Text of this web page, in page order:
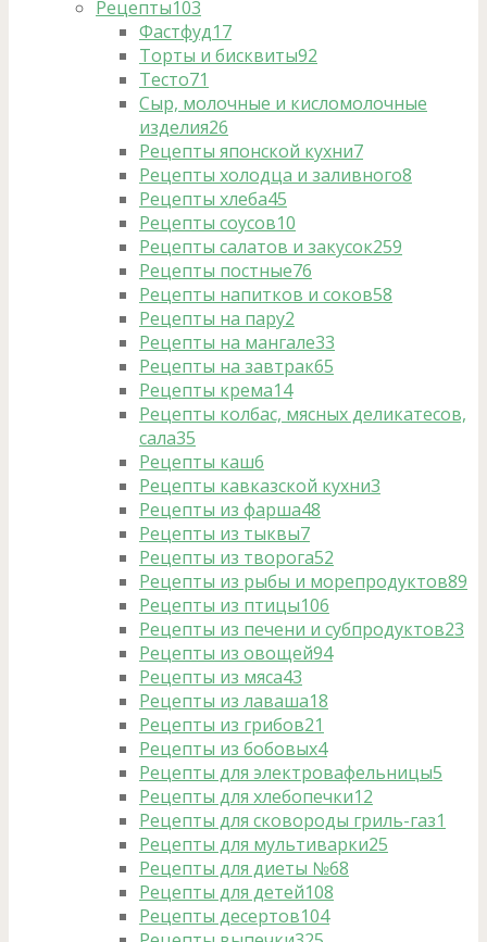
Рецепты103
Фастфуд17
Торты и бисквиты92
Тесто71
Сыр, молочные и кисломолочные
изделия26
Рецепты японской кухни7
Рецепты холодца и заливного8
Рецепты хлеба45
Рецепты соусов10
Рецепты салатов и закусок259
Рецепты постные76
Рецепты напитков и соков58
Рецепты на пару2
Рецепты на мангале33
Рецепты на завтрак65
Рецепты крема14
Рецепты колбас, мясных деликатесов,
сала35
Рецепты каш6
Рецепты кавказской кухни3
Рецепты из фарша48
Рецепты из тыквы7
Рецепты из творога52
Рецепты из рыбы и морепродуктов89
Рецепты из птицы106
Рецепты из печени и субпродуктов23
Рецепты из овощей94
Рецепты из мяса43
Рецепты из лаваша18
Рецепты из грибов21
Рецепты из бобовых4
Рецепты для электровафельницы5
Рецепты для хлебопечки12
Рецепты для сковороды гриль-газ1
Рецепты для мультиварки25
Рецепты для диеты №68
Рецепты для детей108
Рецепты десертов104